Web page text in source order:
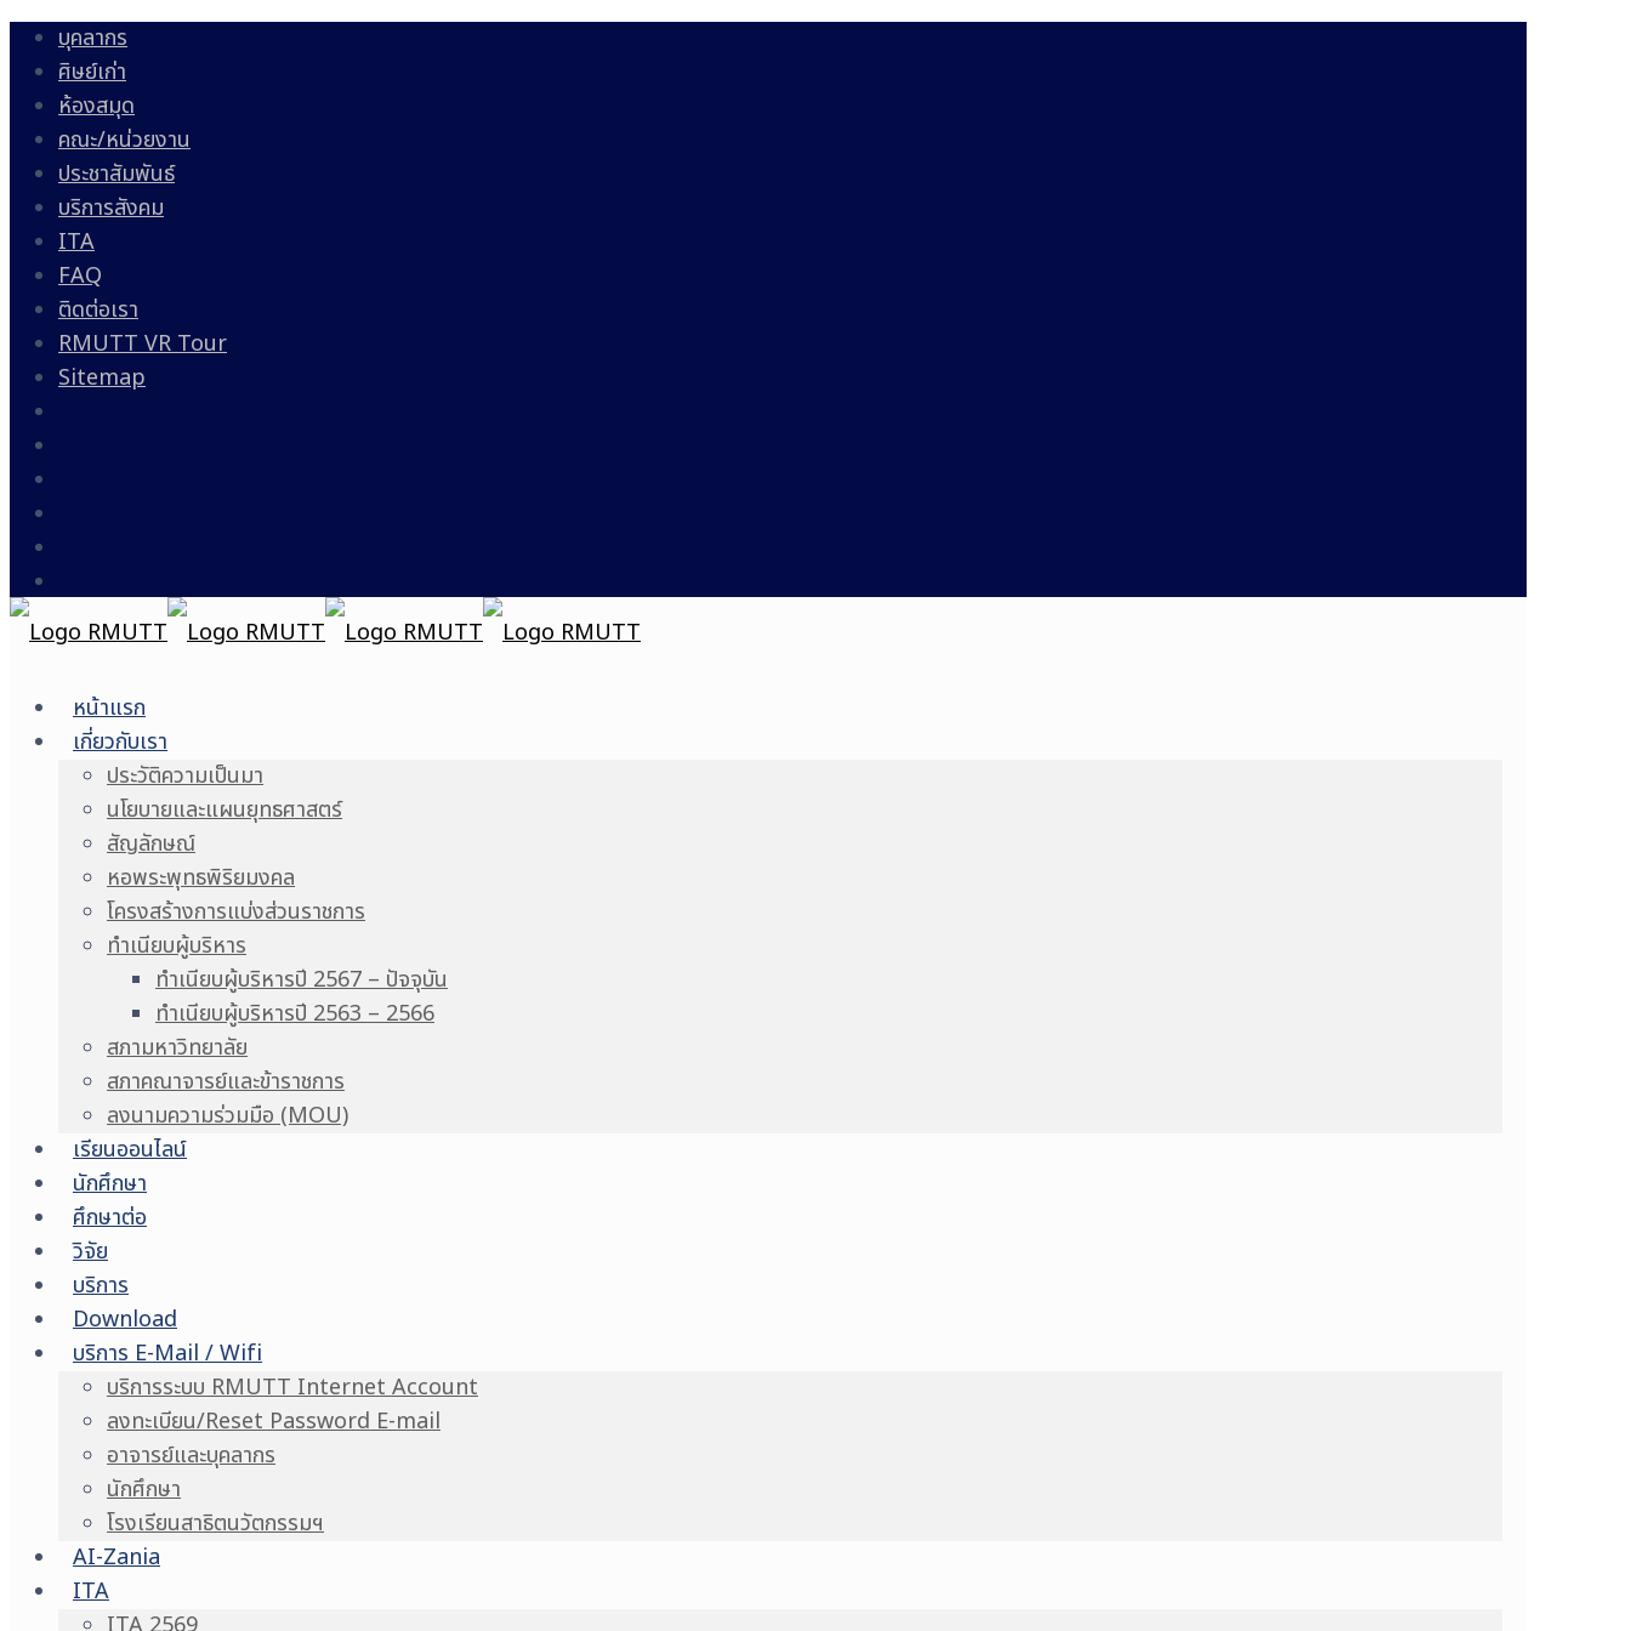
บุคลากร
ศิษย์เก่า
ห้องสมุด
คณะ/หน่วยงาน
ประชาสัมพันธ์
บริการสังคม
ITA
FAQ
ติดต่อเรา
RMUTT VR Tour
Sitemap
หน้าแรก
เกี่ยวกับเรา
ประวัติความเป็นมา
นโยบายและแผนยุทธศาสตร์
สัญลักษณ์
หอพระพุทธพิริยมงคล
โครงสร้างการแบ่งส่วนราชการ
ทำเนียบผู้บริหาร
ทำเนียบผู้บริหารปี 2567 – ปัจจุบัน
ทำเนียบผู้บริหารปี 2563 – 2566
สภามหาวิทยาลัย
สภาคณาจารย์และข้าราชการ
ลงนามความร่วมมือ (MOU)
เรียนออนไลน์
นักศึกษา
ศึกษาต่อ
วิจัย
บริการ
Download
บริการ E-Mail / Wifi
บริการระบบ RMUTT Internet Account
ลงทะเบียน/Reset Password E-mail
อาจารย์และบุคลากร
นักศึกษา
โรงเรียนสาธิตนวัตกรรมฯ
AI-Zania
ITA